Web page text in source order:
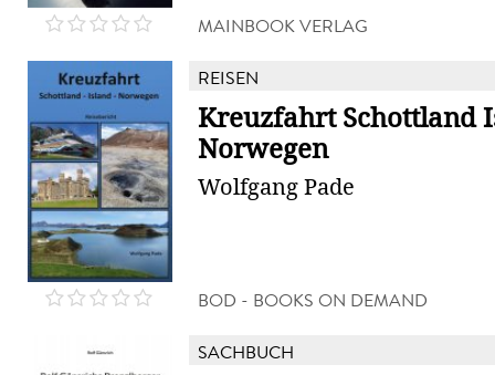
MAINBOOK VERLAG
REISEN
Kreuzfahrt Schottland
Norwegen
Wolfgang Pade
BOD - BOOKS ON DEMAND
SACHBUCH